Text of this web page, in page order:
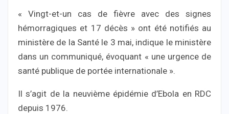
« Vingt-et-un cas de fièvre avec des signes
hémorragiques et 17 décès » ont été notifiés au
ministère de la Santé le 3 mai, indique le ministère
dans un communiqué, évoquant « une urgence de
santé publique de portée internationale ».
Il s’agit de la neuvième épidémie d’Ebola en RDC
depuis 1976.